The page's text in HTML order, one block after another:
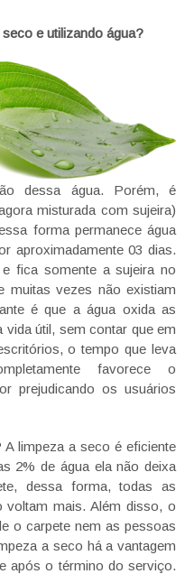
e utilizando água?
dessa água. Porém, é
misturada com sujeira)
forma permanece água
aproximadamente 03 dias.
fica somente a sujeira no
muitas vezes não existiam
é que a água oxida as
vida útil, sem contar que em
o tempo que leva
favorece o
prejudicando os usuários
limpeza a seco é eficiente
2% de água ela não deixa
dessa forma, todas as
voltam mais. Além disso, o
o carpete nem as pessoas
a seco há a vantagem
após o término do serviço.